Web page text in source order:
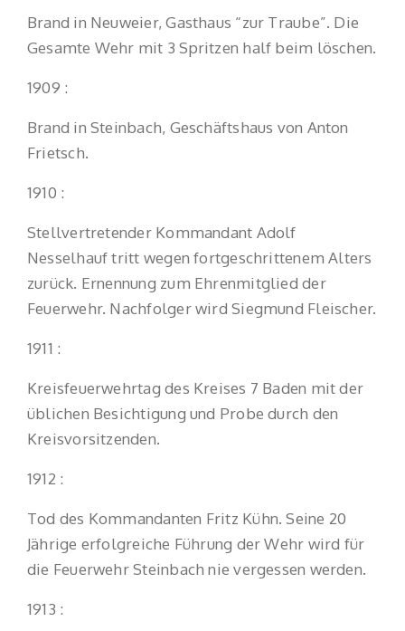
Brand in Neuweier, Gasthaus “zur Traube”. Die
Gesamte Wehr mit 3 Spritzen half beim löschen.
1909 :
Brand in Steinbach, Geschäftshaus von Anton
Frietsch.
1910 :
Stellvertretender Kommandant Adolf
Nesselhauf tritt wegen fortgeschrittenem Alters
zurück. Ernennung zum Ehrenmitglied der
Feuerwehr. Nachfolger wird Siegmund Fleischer.
1911 :
Kreisfeuerwehrtag des Kreises 7 Baden mit der
üblichen Besichtigung und Probe durch den
Kreisvorsitzenden.
1912 :
Tod des Kommandanten Fritz Kühn. Seine 20
Jährige erfolgreiche Führung der Wehr wird für
die Feuerwehr Steinbach nie vergessen werden.
1913 :